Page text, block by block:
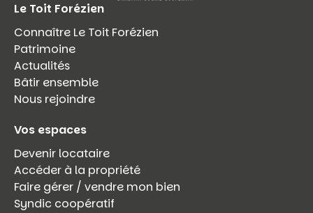
Le Toit Forézien
Connaître Le Toit Forézien
Patrimoine
Actualités
Bâtir ensemble
Nous rejoindre
Vos espaces
Devenir locataire
Accéder à la propriété
Faire gérer / vendre mon bien
Syndic coopératif